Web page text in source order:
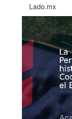
Lado.mx